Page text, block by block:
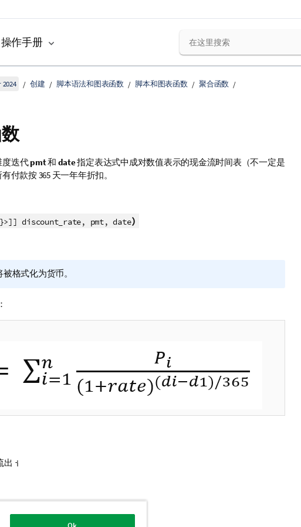
操作手册
创建 脚本语法和图表函数 脚本和图表函数
聚合函数
度迭代pmt和 date指定表达式中成对数值表示的现金流时间表（不一定是
付款按 365 天一年年折扣。
discount_rate, pmt, date)
格式化为货币。
出 i